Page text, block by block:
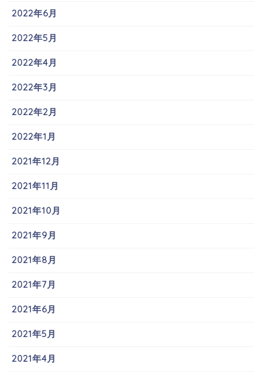
2022年6月
2022年5月
2022年4月
2022年3月
2022年2月
2022年1月
2021年12月
2021年11月
2021年10月
2021年9月
2021年8月
2021年7月
2021年6月
2021年5月
2021年4月